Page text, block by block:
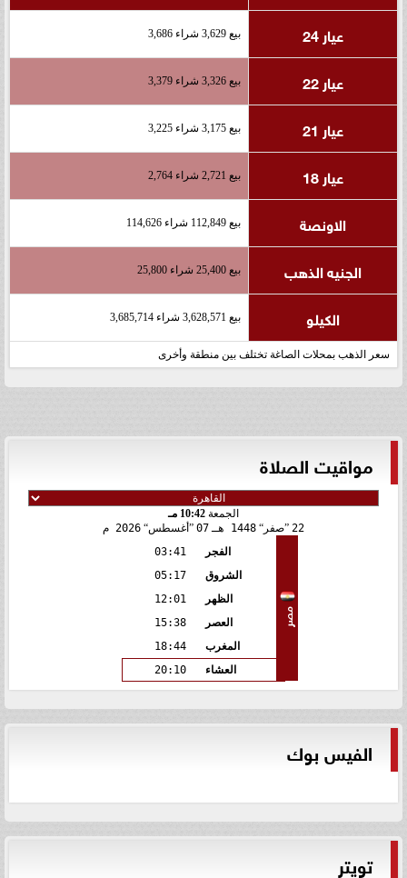
عيار 24
بيع 3,629 شراء 3,686
عيار 22 بيع 3,326 شراء 3,379
عيار 21 بيع 3,175 شراء 3,225
عيار 18 بيع 2,721 شراء 2,764
الاونصة بيع 112,849 شراء 114,626
الجنيه الذهب بيع 25,400 شراء 25,800
الكيلو بيع 3,628,571 شراء 3,685,714
سعر الذهب بمحلات الصاغة تختلف بين منطقة وأخرى
مواقيت الصلاة
الجمعة 10:42 مـ
22 صفر 1448 هـ 07 أغسطس 2026 م
مصر
الفجر
03:41
الشروق
05:17
الظهر
12:01
العصر
15:38
المغرب
18:44
العشاء
20:10
الفيس بوك
تويتر